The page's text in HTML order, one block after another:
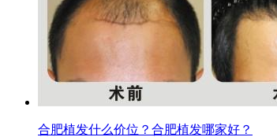
合肥植发什么价位？合肥植发哪家好？